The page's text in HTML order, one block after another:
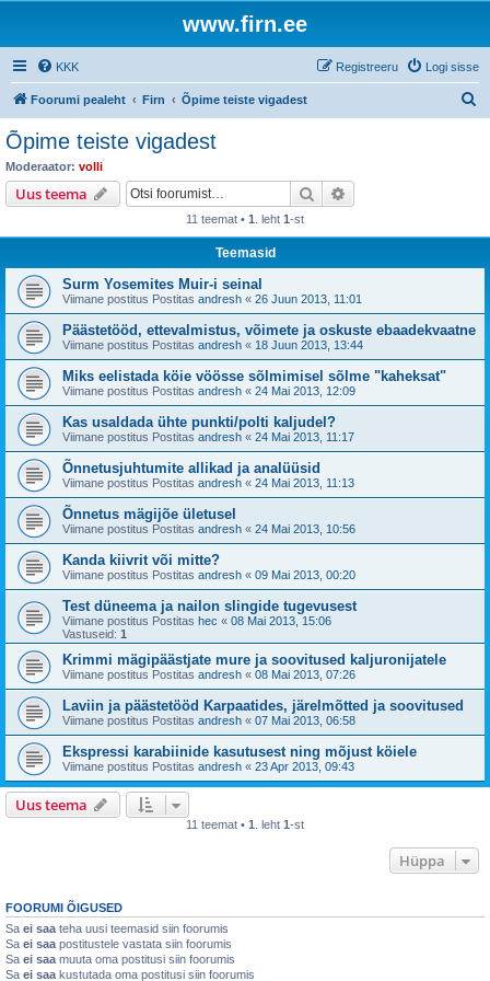
www.firn.ee
KKK Logi sisse
Registreeru
Foorumi pealeht Firn Õpime teiste vigadest
Õpime teiste vigadest
Moderaator: volli
Uus teema Otsi
11 teemat • 1 . leht 1-st
Teemasid
Surm Yosemites Muir-i seinal
Viimane postitus Postitas andresh « 26 Juun 2013, 11:01
Päästetööd, ettevalmistus, võimete ja oskuste ebaadekvaatne
Viimane postitus Postitas andresh « 18 Juun 2013, 13:44
Miks eelistada köie vöösse sõlmimisel sõlme "kaheksat"
Viimane postitus Postitas andresh « 24 Mai 2013, 12:09
Kas usaldada ühte punkti/polti kaljudel?
Viimane postitus Postitas andresh « 24 Mai 2013, 11:17
Õnnetusjuhtumite allikad ja analüüsid
Viimane postitus Postitas andresh « 24 Mai 2013, 11:13
Õnnetus mägijõe ületusel
Viimane postitus Postitas andresh « 24 Mai 2013, 10:56
Kanda kiivrit või mitte?
Viimane postitus Postitas andresh « 09 Mai 2013, 00:20
Test düneema ja nailon slingide tugevusest
Viimane postitus Postitas hec « 08 Mai 2013, 15:06
Vastuseid: 1
Krimmi mägipäästjate mure ja soovitused kaljuronijatele
Viimane postitus Postitas andresh « 08 Mai 2013, 07:26
Laviin ja päästetööd Karpaatides, järelmõtted ja soovitused
Viimane postitus Postitas andresh « 07 Mai 2013, 06:58
Ekspressi karabiinide kasutusest ning mõjust köiele
Viimane postitus Postitas andresh « 23 Apr 2013, 09:43
Uus teema
11 teemat • 1 . leht 1-st
Hüppa
FOORUMI ÕIGUSED
Sa ei saa teha uusi teemasid siin foorumis
Sa ei saa postitustele vastata siin foorumis
Sa ei saa muuta oma postitusi siin foorumis
Sa ei saa kustutada oma postitusi siin foorumis